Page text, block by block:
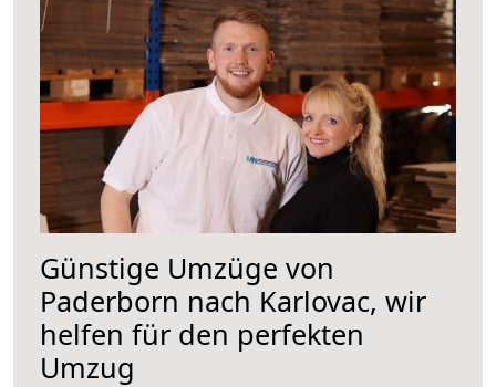
Günstige Umzüge von
Paderborn nach Karlovac, wir
helfen für den perfekten
Umzug